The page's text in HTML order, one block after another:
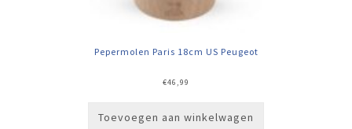
Pepermolen Paris 18cm US Peugeot
€46,99
Toevoegen aan winkelwagen